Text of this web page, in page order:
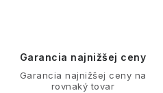
Garancia najnižšej ceny
Garancia najnižšej ceny na
rovnaký tovar